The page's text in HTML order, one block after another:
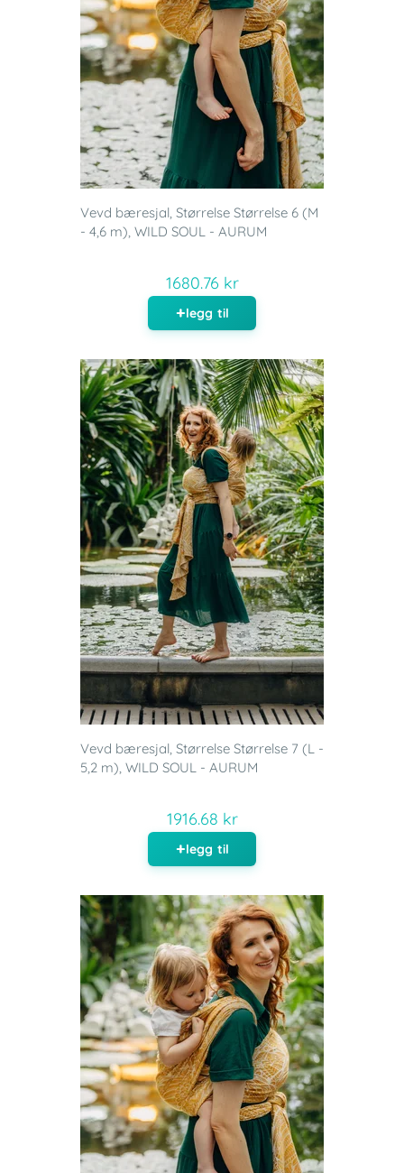
Vevd bæresjal, Størrelse Størrelse 6 (M
- 4,6 m), WILD SOUL - AURUM
1680.76 kr
legg til
Vevd bæresjal, Størrelse Størrelse 7 (L -
5,2 m), WILD SOUL - AURUM
1916.68 kr
legg til